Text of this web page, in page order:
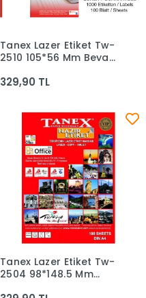
Sepete Ekle
Tanex Lazer Etiket Tw-
2510 105*56 Mm Beyaz
329,90 TL
Sepete Ekle
Tanex Lazer Etiket Tw-
2504 98*148.5 Mm